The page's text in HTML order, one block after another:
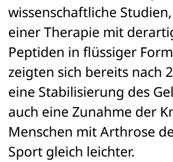
wissenschaftliche
einer Therapie mit
Peptiden in flüssiger
zeigten sich bereits nach
eine Stabilisierung des
auch eine Zunahme der
Menschen mit Arthrose
Sport gleich leichter.